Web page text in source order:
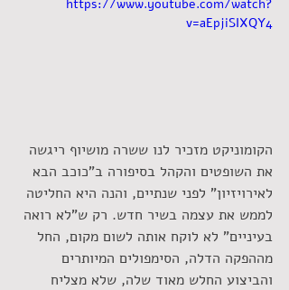
https://www.youtube.com/watch?
v=aEpjiSIXQY4
הקומוניקט מזכיר לנו ששרה מושיוף ריגשה
את השופטים והקהל בסיפורה ב"כוכב הבא
לאירויזיון" לפני שנתיים, והנה היא החליטה
לממש את עצמה בשיר חדש. רק ש"לא רואה
בעיניים" לא לוקח אותה לשום מקום, החל
מההפקה הדלה, הסימפולים המיותרים
והביצוע החלש מאוד שלה, שלא מצליח